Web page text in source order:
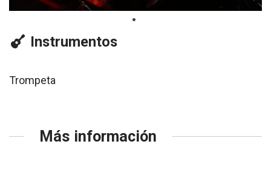
Instrumentos
Trompeta
Más información